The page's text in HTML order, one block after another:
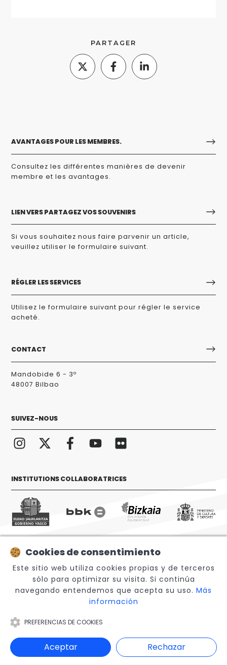
PARTAGER
AVANTAGES POUR LES MEMBRES.
Consultez les différentes manières de devenir
membre et les avantages.
LIEN VERS PARTAGEZ VOS SOUVENIRS
Si vous souhaitez nous faire parvenir un article,
veuillez utiliser le formulaire suivant.
RÉGLER LES SERVICES
Utilisez le formulaire suivant pour régler le service
acheté.
CONTACT
Mandobide 6 - 3º
48007 Bilbao
SUIVEZ-NOUS
INSTITUTIONS COLLABORATRICES
© 2026 Sabino Arana Fundazioa
Note légale
Canal Interno de Información
Cookies de consentimiento
Este sitio web utiliza cookies propias y de terceros
sólo para optimizar su visita. Si continúa
navegando entendemos que acepta su uso. Más
información
PREFERENCIAS DE COOKIES
Aceptar Rechazar